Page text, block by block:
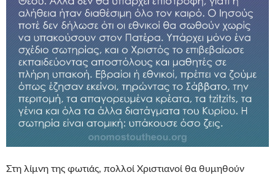
Στη λίμνη της φωτιάς, πολλοί Χριστιανοί θα θυμηθούν